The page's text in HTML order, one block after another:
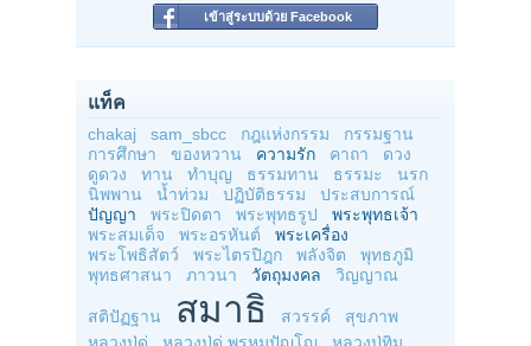
เข้าสู่ระบบด้วย Facebook
แท็ค
chakaj sam_sbcc กฎแห่งกรรม
กรรมฐาน
การศึกษา
ของหวาน ความรัก คาถา
ดวง
ดูดวง
ทาน ทำบุญ ธรรมทาน ธรรมะ
นรก
นิพพาน
น้ำท่วม ปฏิบัติธรรม
ประสบการณ์
ปัญญา
พระปิดตา พระพุทธรูป
พระพุทธเจ้า
พระสมเด็จ
พระอรหันต์
พระเครื่อง
พระโพธิสัตว์
พระไตรปิฎก พลังจิต
พุทธภูมิ
พุทธศาสนา
ภาวนา วัตถุมงคล วิญญาณ
สติปัฏฐาน สมาธิ สวรรค์
สุขภาพ